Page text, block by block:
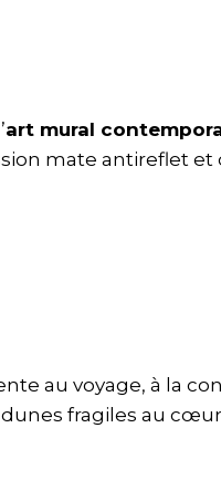
art mural
mate antireflet et
au voyage, à la
fragiles au